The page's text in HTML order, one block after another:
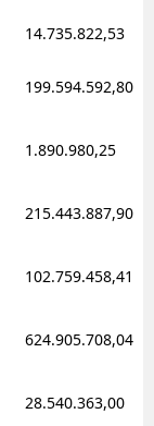
14.735.822,53
199.594.592,80
1.890.980,25
215.443.887,90
102.759.458,41
624.905.708,04
28.540.363,00